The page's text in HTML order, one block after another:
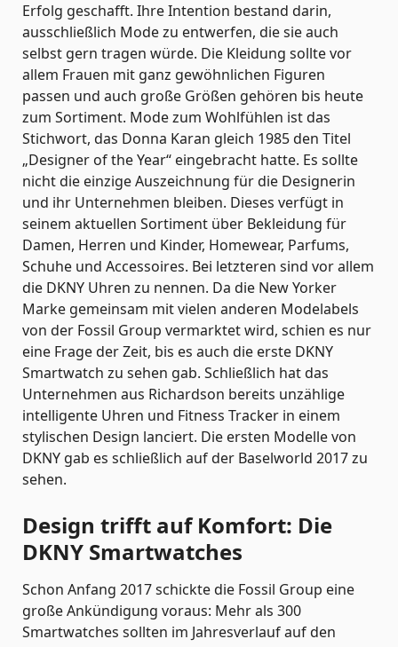
Erfolg geschafft. Ihre Intention bestand darin,
ausschließlich Mode zu entwerfen, die sie auch
selbst gern tragen würde. Die Kleidung sollte vor
allem Frauen mit ganz gewöhnlichen Figuren
passen und auch große Größen gehören bis heute
zum Sortiment. Mode zum Wohlfühlen ist das
Stichwort, das Donna Karan gleich 1985 den Titel
„Designer of the Year“ eingebracht hatte. Es sollte
nicht die einzige Auszeichnung für die Designerin
und ihr Unternehmen bleiben. Dieses verfügt in
seinem aktuellen Sortiment über Bekleidung für
Damen, Herren und Kinder, Homewear, Parfums,
Schuhe und Accessoires. Bei letzteren sind vor allem
die DKNY Uhren zu nennen. Da die New Yorker
Marke gemeinsam mit vielen anderen Modelabels
von der Fossil Group vermarktet wird, schien es nur
eine Frage der Zeit, bis es auch die erste DKNY
Smartwatch zu sehen gab. Schließlich hat das
Unternehmen aus Richardson bereits unzählige
intelligente Uhren und Fitness Tracker in einem
stylischen Design lanciert. Die ersten Modelle von
DKNY gab es schließlich auf der Baselworld 2017 zu
sehen.
Design trifft auf Komfort: Die
DKNY Smartwatches
Schon Anfang 2017 schickte die Fossil Group eine
große Ankündigung voraus: Mehr als 300
Smartwatches sollten im Jahresverlauf auf den